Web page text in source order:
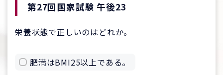
第27回国家試験 午後23
栄養状態で正しいのはどれか。
肥満はBMI25以上である。